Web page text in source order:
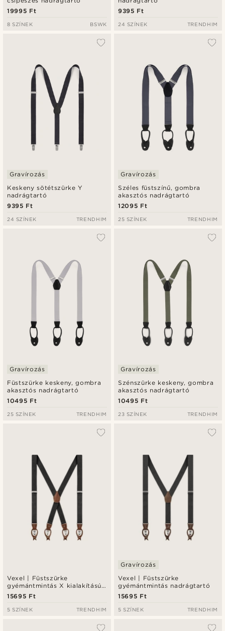
19995 Ft
8 SZÍNEK BSWK
9395 Ft
24 SZÍNEK TRENDHIM
Keskeny sötétszürke Y
nadrágtartó
Gravírozás
9395 Ft
24 SZÍNEK TRENDHIM
Széles füstszínű, gombra
akasztós nadrágtartó
Gravírozás
12095 Ft
25 SZÍNEK TRENDHIM
Füstszürke keskeny, gombra
akasztós nadrágtartó
Gravírozás
10495 Ft
25 SZÍNEK TRENDHIM
Szénszürke keskeny, gombra
akasztós nadrágtartó
Gravírozás
10495 Ft
23 SZÍNEK TRENDHIM
Vexel | Füstszürke
gyémántmintás X kialakítású
nadrágtartó
15695 Ft
5 SZÍNEK TRENDHIM
Vexel | Füstszürke
gyémántmintás nadrágtartó
Gravírozás
15695 Ft
5 SZÍNEK TRENDHIM